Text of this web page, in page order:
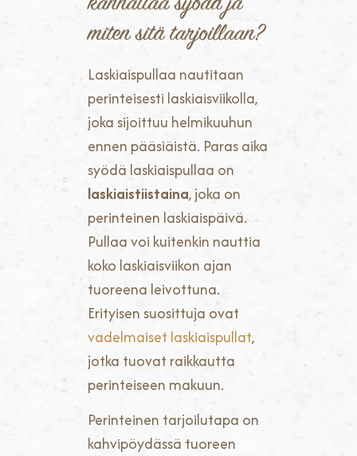
miten sitä tarjoillaan?
Laskiaispullaa nautitaan
perinteisesti laskiaisviikolla,
joka sijoittuu helmikuuhun
ennen pääsiäistä. Paras aika
syödä laskiaispullaa on
laskiaistiistaina, joka on
perinteinen laskiaispäivä.
Pullaa voi kuitenkin nauttia
koko laskiaisviikon ajan
tuoreena leivottuna.
Erityisen suosittuja ovat
vadelmaiset laskiaispullat,
jotka tuovat raikkautta
perinteiseen makuun.
Perinteinen tarjoilutapa on
kahvipöydässä tuoreen